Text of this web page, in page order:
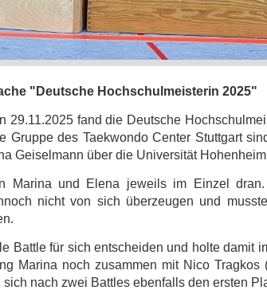
"Deutsche Hochschulmeisterin 2025"
29.11.2025 fand die Deutsche
Gruppe des Taekwondo Center Stuttgart
Geiselmann über die Universität
Marina und Elena jeweils im Einzel
nicht von sich überzeugen und
Battle für sich entscheiden und holte damit
Marina noch zusammen mit Nico
sich nach zwei Battles ebenfalls den ersten